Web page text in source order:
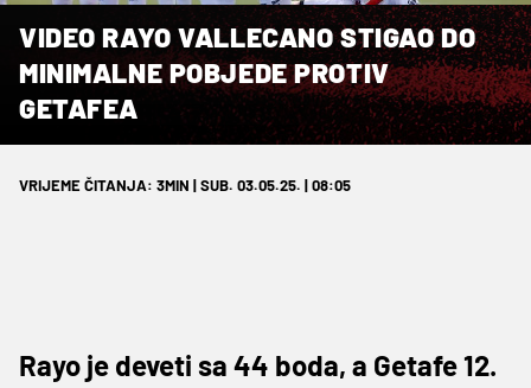
VIDEO RAYO VALLECANO STIGAO DO
MINIMALNE POBJEDE PROTIV
GETAFEA
VRIJEME ČITANJA: 3MIN | SUB. 03.05.25. | 08:05
Rayo je deveti sa 44 boda, a Getafe 12.